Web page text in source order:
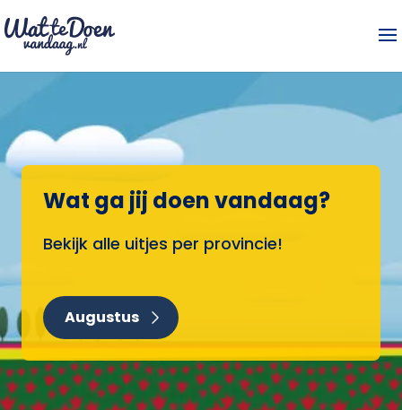
Wat ga jij doen vandaag?
Bekijk alle uitjes per provincie!
Augustus